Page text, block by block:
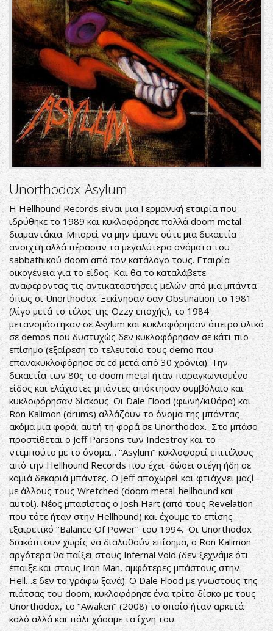
Unorthodox-Asylum
Η Hellhound Records είναι μια Γερμανική εταιρία που
ιδρύθηκε το 1989 και κυκλοφόρησε πολλά doom metal
διαμαντάκια. Μπορεί να μην έμεινε ούτε μια δεκαετία
ανοιχτή αλλά πέρασαν τα μεγαλύτερα ονόματα του
sabbathικού doom από τον κατάλογο τους. Εταιρία-
οικογένεια για το είδος. Και θα το καταλάβετε
αναφέροντας τις αντικαταστήσεις μελών από μια μπάντα
όπως οι Unorthodox. Ξεκίνησαν σαν Obstination το 1981
(λίγο μετά το τέλος της Ozzy εποχής), το 1984
μετανομάστηκαν σε Asylum και κυκλοφόρησαν άπειρο υλικό
σε demos που δυστυχώς δεν κυκλοφόρησαν σε κάτι πιο
επίσημο (εξαίρεση το τελευταίο τους demo που
επανακυκλοφόρησε σε cd μετά από 30 χρόνια). Την
δεκαετία των 80ς το doom metal ήταν παραγκωνισμένο
είδος και ελάχιστες μπάντες απόκτησαν συμβόλαιο και
κυκλοφόρησαν δίσκους. Οι Dale Flood (φωνή/κιθάρα) και
Ron Kalimon (drums) αλλάζουν το όνομα της μπάντας
ακόμα μια φορά, αυτή τη φορά σε Unorthodox. Στο μπάσο
προστίθεται ο Jeff Parsons των Indestroy και το
ντεμπούτο με το όνομα… ‘’Asylum’’ κυκλοφορεί επιτέλους
από την Hellhound Records που έχει δώσει στέγη ήδη σε
καμιά δεκαριά μπάντες. Ο Jeff αποχωρεί και φτιάχνει μαζί
με άλλους τους Wretched (doom metal-hellhound και
αυτοί). Νέος μπασίστας ο Josh Hart (από τους Revelation
που τότε ήταν στην Hellhound) και έχουμε το επίσης
εξαιρετικό ‘’Balance Of Power’’ του 1994. Οι Unorthodox
διακόπτουν χωρίς να διαλυθούν επίσημα, ο Ron Kalimon
αργότερα θα παίξει στους Infernal Void (δεν ξεχνάμε ότι
έπαιξε και στους Iron Man, αμφότερες μπάστους στην
Hell…ε δεν το γράφω ξανά). Ο Dale Flood με γνωστούς της
πιάτσας του doom, κυκλοφόρησε ένα τρίτο δίσκο με τους
Unorthodox, το ‘’Awaken’’ (2008) το οποίο ήταν αρκετά
καλό αλλά και πάλι χάσαμε τα ίχνη του.